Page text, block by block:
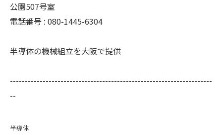
公園507号室
電話番号 : 080-1445-6304
半導体の機械組立を大阪で提供
--------------------------------------------------------------------
--
半導体